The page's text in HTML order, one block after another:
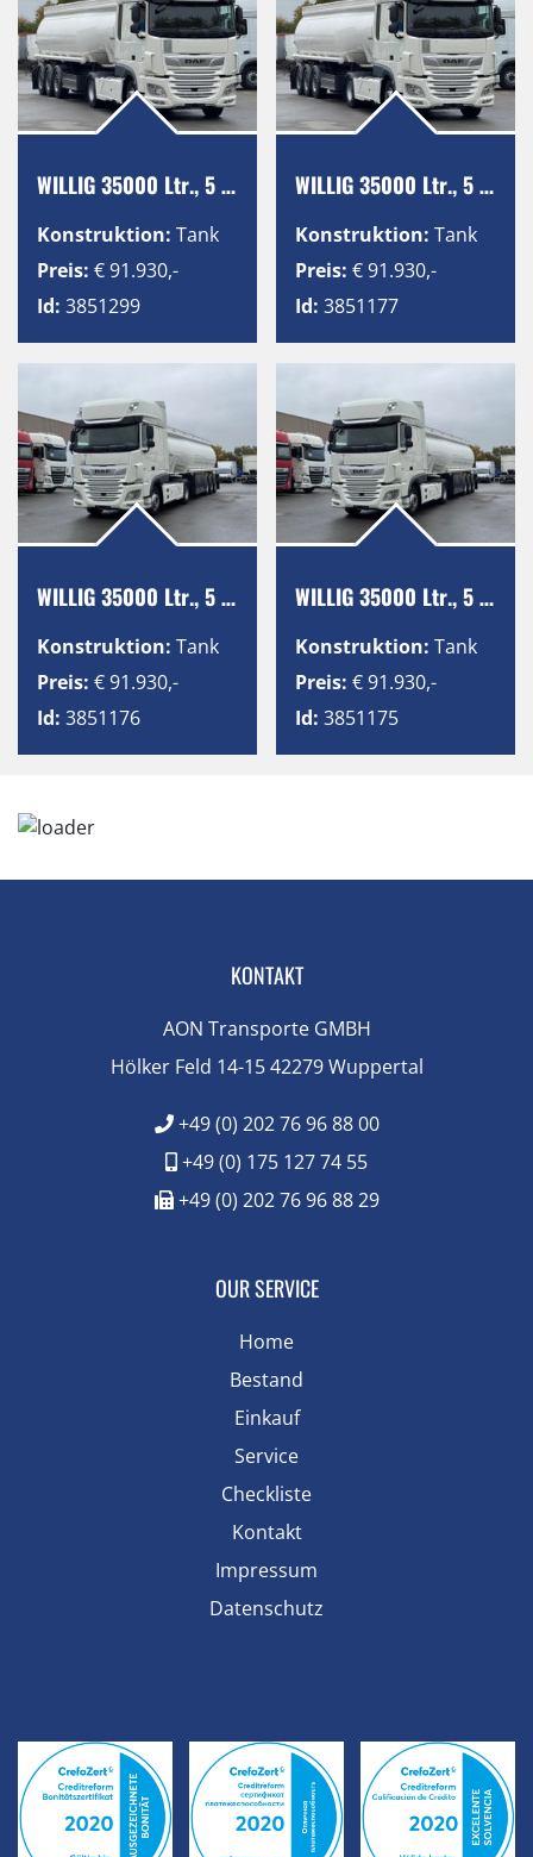
WILLIG 35000 Ltr., 5 Kammern, ADR, SAF
Konstruktion: Tank
Preis: € 91.930,-
Id: 3851299
WILLIG 35000 Ltr., 5 Kammern, ADR, SAF
Konstruktion: Tank
Preis: € 91.930,-
Id: 3851177
WILLIG 35000 Ltr., 5 Kammern, ADR, SAF
Konstruktion: Tank
Preis: € 91.930,-
Id: 3851176
WILLIG 35000 Ltr., 5 Kammern, ADR, SAF
Konstruktion: Tank
Preis: € 91.930,-
Id: 3851175
KONTAKT
AON Transporte GMBH
Hölker Feld 14-15 42279 Wuppertal
+49 (0) 202 76 96 88 00
+49 (0) 175 127 74 55
+49 (0) 202 76 96 88 29
OUR SERVICE
Home
Bestand
Einkauf
Service
Checkliste
Kontakt
Impressum
Datenschutz